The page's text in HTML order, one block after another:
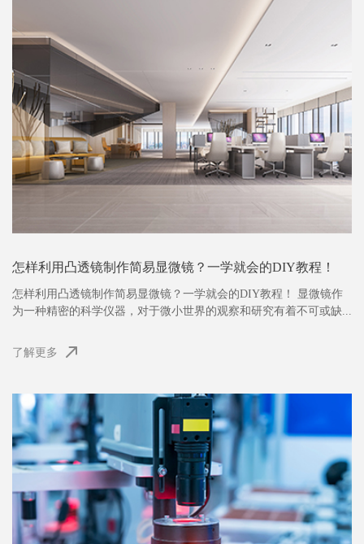
怎样利用凸透镜制作简易显微镜？一学就会的DIY教程！
怎样利用凸透镜制作简易显微镜？一学就会的DIY教程！ 显微镜作
为一种精密的科学仪器，对于微小世界的观察和研究有着不可或缺...
了解更多